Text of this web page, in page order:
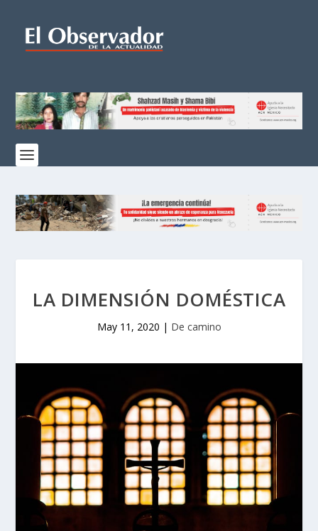
LA DIMENSIÓN DOMÉSTICA
May 11, 2020 | De camino